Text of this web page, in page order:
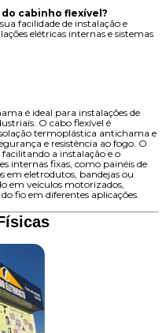
cabinho flexível?
facilidade de instalação e
elétricas internas e sistemas
é ideal para instalações de
O cabo flexível é
termoplástica antichama e
e resistência ao fogo. O
a instalação e o
internas fixas, como painéis de
em eletrodutos, bandejas ou
em veículos motorizados,
fio em diferentes aplicações.